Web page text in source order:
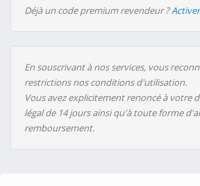
Déjà un code premium revendeur ?
En souscrivant à nos services, vous
restrictions nos conditions d'utilisation.
Vous avez explicitement renoncé à votre
légal de 14 jours ainsi qu'à toute forme
remboursement.